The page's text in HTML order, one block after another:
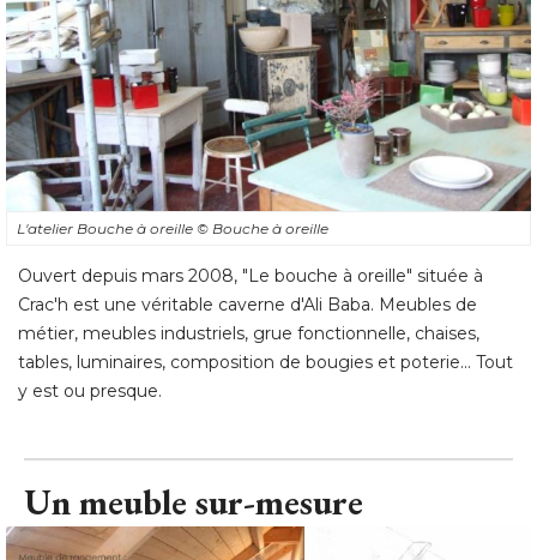
L'atelier Bouche à oreille © Bouche à oreille
Ouvert depuis mars 2008, "Le bouche à oreille" située à
Crac'h est une véritable caverne d'Ali Baba. Meubles de
métier, meubles industriels, grue fonctionnelle, chaises,
tables, luminaires, composition de bougies et poterie... Tout
y est ou presque.
Un meuble sur-mesure